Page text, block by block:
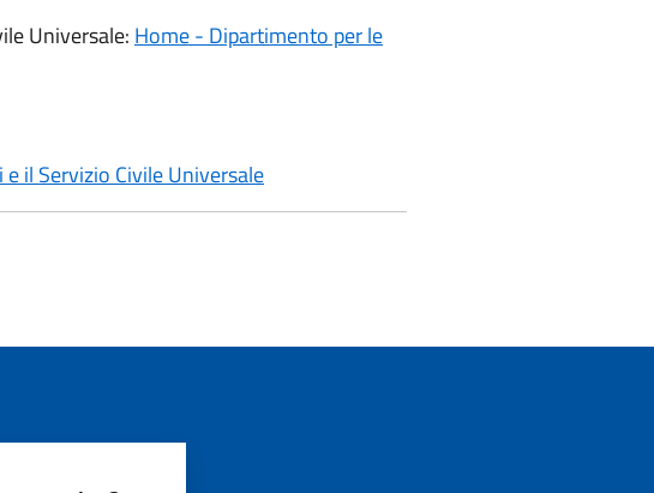
Universale: Home - Dipartimento per le
il Servizio Civile Universale